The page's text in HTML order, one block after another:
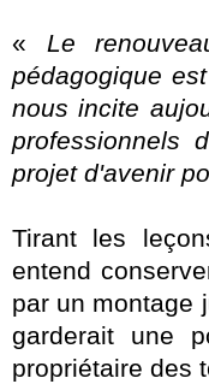
« Le
pédagogique
nous incite
professionnels
projet d'avenir
Tirant les
entend
par un montage
garderait une
propriétaire des